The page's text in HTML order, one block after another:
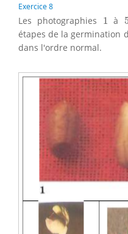
Exercice 8
Les photographies 1
1 à 5
étapes de la germination
dans l'ordre normal.